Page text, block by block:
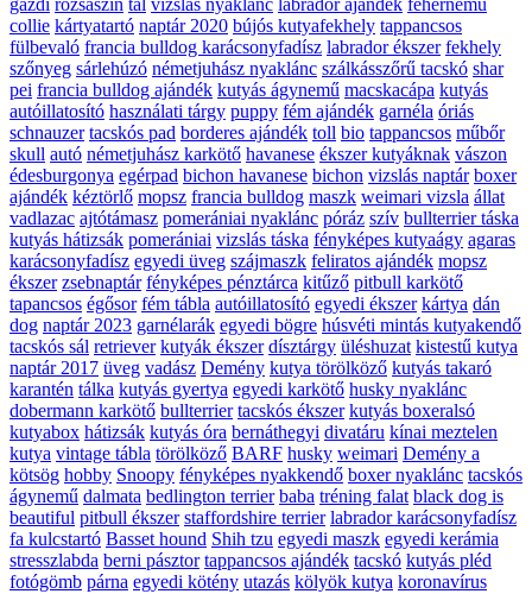
gazdi rózsaszín tál vizslás nyaklánc labrador ajándék fehérnemű
collie kártyatartó naptár 2020 bújós kutyafekhely tappancsos
fülbevaló francia bulldog karácsonyfadísz labrador ékszer fekhely
szőnyeg sárlehúzó németjuhász nyaklánc szálkásszőrű tacskó shar
pei francia bulldog ajándék kutyás ágynemű macskacápa kutyás
autóillatosító használati tárgy puppy fém ajándék garnéla óriás
schnauzer tacskós pad borderes ajándék toll bio tappancsos műbőr
skull autó németjuhász karkötő havanese ékszer kutyáknak vászon
édesburgonya egérpad bichon havanese bichon vizslás naptár boxer
ajándék kéztörlő mopsz francia bulldog maszk weimari vizsla állat
vadlazac ajtótámasz pomerániai nyaklánc póráz szív bullterrier táska
kutyás hátizsák pomerániai vizslás táska fényképes kutyaágy agaras
karácsonyfadísz egyedi üveg szájmaszk feliratos ajándék mopsz
ékszer zsebnaptár fényképes pénztárca kitűző pitbull karkötő
tapancsos égősor fém tábla autóillatosító egyedi ékszer kártya dán
dog naptár 2023 garnélarák egyedi bögre húsvéti mintás kutyakendő
tacskós sál retriever kutyák ékszer dísztárgy üléshuzat kistestű kutya
naptár 2017 üveg vadász Demény kutya törölköző kutyás takaró
karantén tálka kutyás gyertya egyedi karkötő husky nyaklánc
dobermann karkötő bullterrier tacskós ékszer kutyás boxeralsó
kutyabox hátizsák kutyás óra bernáthegyi divatáru kínai meztelen
kutya vintage tábla törölköző BARF husky weimari Demény a
kötsög hobby Snoopy fényképes nyakkendő boxer nyaklánc tacskós
ágynemű dalmata bedlington terrier baba tréning falat black dog is
beautiful pitbull ékszer staffordshire terrier labrador karácsonyfadísz
fa kulcstartó Basset hound Shih tzu egyedi maszk egyedi kerámia
stresszlabda berni pásztor tappancsos ajándék tacskó kutyás pléd
fotógömb párna egyedi kötény utazás kölyök kutya koronavírus